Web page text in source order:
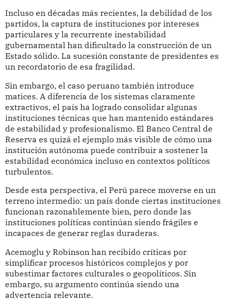
Incluso en décadas más recientes, la debilidad de los
partidos, la captura de instituciones por intereses
particulares y la recurrente inestabilidad
gubernamental han dificultado la construcción de un
Estado sólido. La sucesión constante de presidentes es
un recordatorio de esa fragilidad.
Sin embargo, el caso peruano también introduce
matices. A diferencia de los sistemas claramente
extractivos, el país ha logrado consolidar algunas
instituciones técnicas que han mantenido estándares
de estabilidad y profesionalismo. El Banco Central de
Reserva es quizá el ejemplo más visible de cómo una
institución autónoma puede contribuir a sostener la
estabilidad económica incluso en contextos políticos
turbulentos.
Desde esta perspectiva, el Perú parece moverse en un
terreno intermedio: un país donde ciertas instituciones
funcionan razonablemente bien, pero donde las
instituciones políticas continúan siendo frágiles e
incapaces de generar reglas duraderas.
Acemoglu y Robinson han recibido críticas por
simplificar procesos históricos complejos y por
subestimar factores culturales o geopolíticos. Sin
embargo, su argumento continúa siendo una
advertencia relevante.